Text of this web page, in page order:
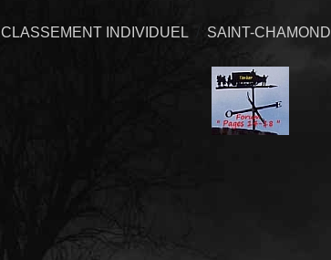
CLASSEMENT INDIVIDUEL SAINT-CHAMOND